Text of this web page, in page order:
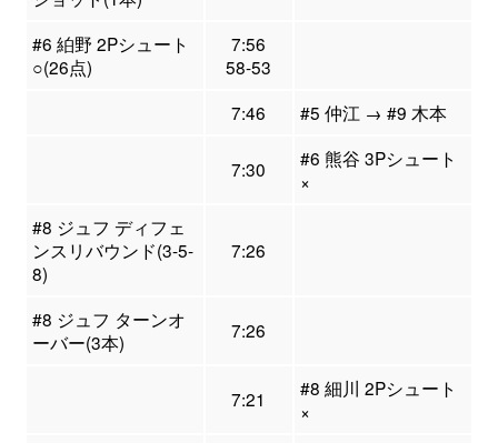
#6 絈野 2Pシュート
○(26点)
7:56
58-53
7:46
#5 仲江 → #9 木本
7:30
#6 熊谷 3Pシュート
×
#8 ジュフ ディフェ
ンスリバウンド(3-5-
8)
7:26
#8 ジュフ ターンオ
ーバー(3本)
7:26
7:21
#8 細川 2Pシュート
×